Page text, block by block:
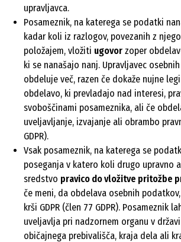
upravljavca.
Posameznik, na katerega se podatki
kadar koli iz razlogov, povezanih z
položajem, vložiti ugovor zoper
ki se nanašajo nanj. Upravljavec
obdeluje več, razen če dokaže nujne
obdelavo, ki prevladajo nad interesi,
svoboščinami posameznika, ali če
uveljavljanje, izvajanje ali obrambo
GDPR).
Vsak posameznik, na katerega se
poseganja v katero koli drugo upravno
sredstvo pravico do vložitve pritožbe
če meni, da obdelava osebnih
krši GDPR (člen 77 GDPR). Posameznik
uveljavlja pri nadzornem organu v
običajnega prebivališča, kraja dela ali